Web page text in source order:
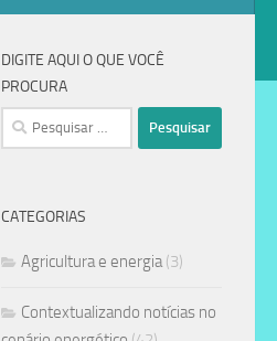
DIGITE AQUI O QUE VOCÊ
PROCURA
CATEGORIAS
Agricultura e energia (3)
Contextualizando notícias no